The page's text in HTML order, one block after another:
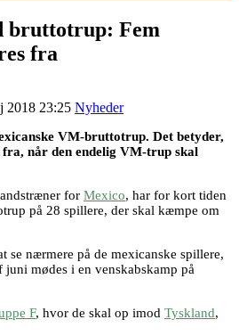
bruttotrup: Fem
fra
2018 23:25 Nyheder
VM-bruttotrup. Det betyder,
når den endelig VM-trup skal
for Mexico, har for kort tiden
på 28 spillere, der skal kæmpe om
se nærmere på de mexicanske spillere,
juni mødes i en venskabskamp på
F, hvor de skal op imod Tyskland,